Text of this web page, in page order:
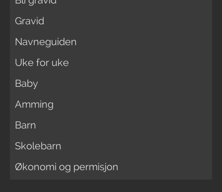
Gravid
Navneguiden
Uke for uke
Baby
Amming
Barn
Skolebarn
Økonomi og permisjon